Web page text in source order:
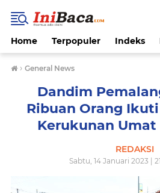
Home Terpopuler Indeks
› General News
Dandim
Ribuan Orang
Kerukunan Umat
REDAKSI
Sabtu, 14 Januari 2023 |